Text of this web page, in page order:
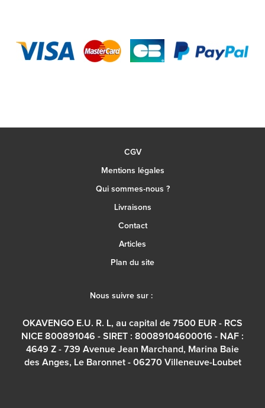
CGV
Mentions légales
Qui sommes-nous ?
Livraisons
Contact
Articles
Plan du site
Nous suivre sur :
OKAVENGO E.U. R. L, au capital de 7500 EUR - RCS
NICE 800891046 - SIRET : 80089104600016 - NAF :
4649 Z - 739 Avenue Jean Marchand, Marina Baie
des Anges, Le Baronnet - 06270 Villeneuve-Loubet